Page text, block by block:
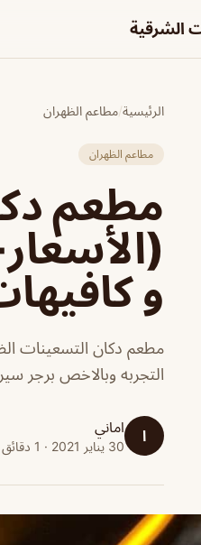
الشرقية
الرئيسية/مطاعم الظهران
مطاعم الظهران
مطعم
و
مطعم دكان التسعينات
التجربه وبالاخص برجر
ا اماني
30 يناير 2021 · 1 دقائق قراءة